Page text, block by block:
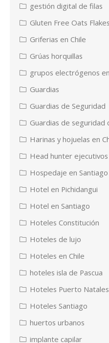
gestión digital de filas
Gluten Free Oats Flakes
Griferias en Chile
Grúas horquillas
grupos electrógenos
Guardias
Guardias de Seguridad
Guardias de seguridad
Harinas y hojuelas en
Head hunter ejecutivos
Hospedaje en Santiago
Hotel en Pichidangui
Hotel en Santiago
Hoteles Constitución
Hoteles de lujo
Hoteles en Chile
hoteles isla de Pascua
Hoteles Puerto Natales
Hoteles Santiago
huertos urbanos
implante capilar